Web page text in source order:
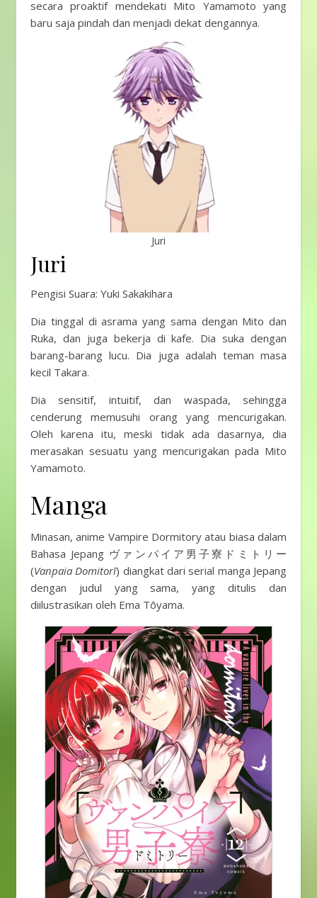
secara proaktif mendekati Mito Yamamoto yang
baru saja pindah dan menjadi dekat dengannya.
Juri
Juri
Pengisi Suara: Yuki Sakakihara
Dia tinggal di asrama yang sama dengan Mito dan
Ruka, dan juga bekerja di kafe. Dia suka dengan
barang-barang lucu. Dia juga adalah teman masa
kecil Takara.
Dia sensitif, intuitif, dan waspada, sehingga
cenderung memusuhi orang yang mencurigakan.
Oleh karena itu, meski tidak ada dasarnya, dia
merasakan sesuatu yang mencurigakan pada Mito
Yamamoto.
Manga
Minasan, anime Vampire Dormitory atau biasa dalam
Bahasa Jepang ヴァンパイア男子寮ドミトリー
(Vanpaia Domitorī) diangkat dari serial manga Jepang
dengan judul yang sama, yang ditulis dan
diilustrasikan oleh Ema Tōyama.